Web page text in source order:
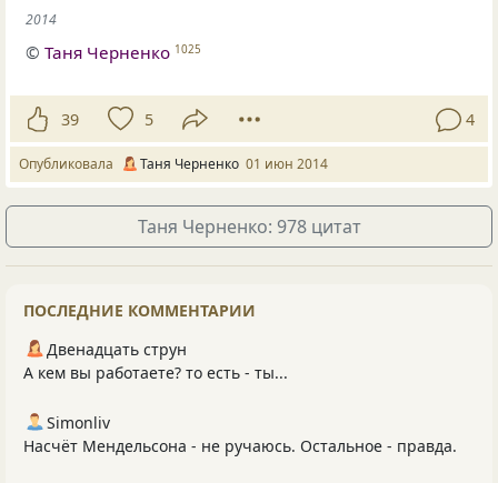
2014
©Таня Черненко 1025
39 5 4
Опубликовала Таня Черненко 01 июн 2014
Таня Черненко: 978 цитат
ПОСЛЕДНИЕ КОММЕНТАРИИ
Двенадцать струн
А кем вы работаете? то есть - ты...
Simonliv
Насчёт Мендельсона - не ручаюсь. Остальное - правда.